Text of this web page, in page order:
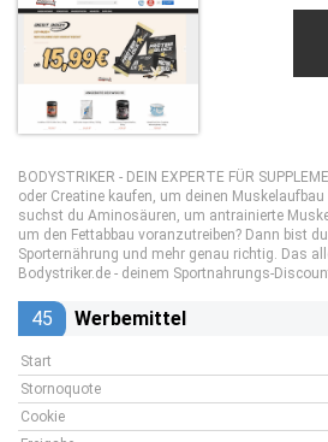
BODYSTRIKER - DEIN EXPERTE FÜR
oder Creatine kaufen, um deinen
suchst du Aminosäuren, um antrainierte
um den Fettabbau voranzutreiben? Dann bist
Sporternährung und mehr genau richtig. Das
Bodystriker.de - deinem Sportnahrungs-
45 Werbemittel
Start
Stornoquote
Cookie